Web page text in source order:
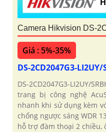
Camera Hikvision DS-
Giá : 5%-35%
DS-2CD2047G3-LI2UY/
DS-2CD2047G3-LI2UY/
trang bị công nghệ
nhanh khi sử dụng kèm
chống ngược sáng WDR
hỗ trợ đàm thoại 2 chiều,